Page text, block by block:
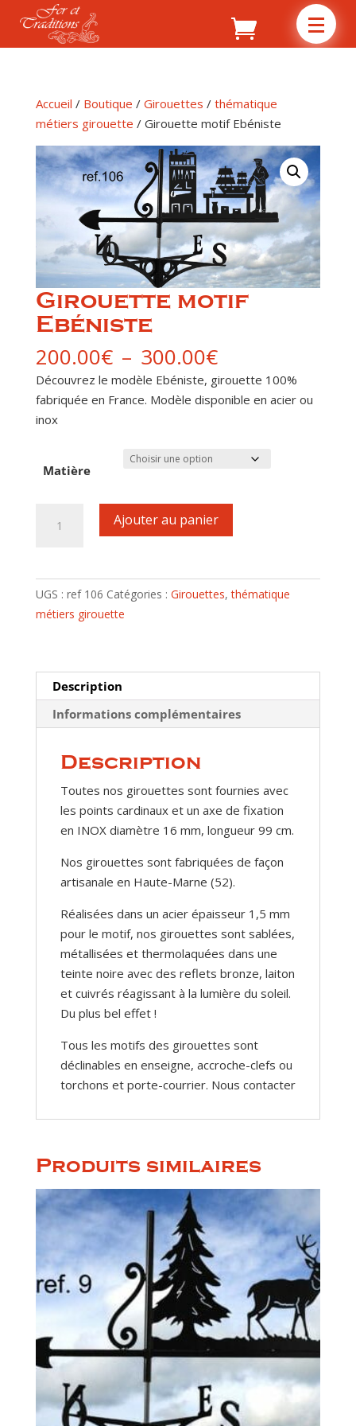
Accueil / Boutique / Girouettes / thématique
métiers girouette / Girouette motif Ebéniste
Girouette motif
Ebéniste
200.00€ – 300.00€Plage
de
prix :
300.00€
Découvrez le modèle Ebéniste, girouette 100%
fabriquée en France. Modèle disponible en acier ou
inox
Matière
Ebéniste
Ajouter au panier
UGS : ref 106 Catégories : Girouettes,thématique
métiers girouette
Description
Informations complémentaires
Description
Toutes nos girouettes sont fournies avec
les points cardinaux et un axe de fixation
en INOX diamètre 16 mm, longueur 99 cm.
Nos girouettes sont fabriquées de façon
artisanale en Haute-Marne (52).
Réalisées dans un acier épaisseur 1,5 mm
pour le motif, nos girouettes sont sablées,
métallisées et thermolaquées dans une
teinte noire avec des reflets bronze, laiton
et cuivrés réagissant à la lumière du soleil.
Du plus bel effet !
Tous les motifs des girouettes sont
déclinables en enseigne, accroche-clefs ou
torchons et porte-courrier. Nous contacter
Produits similaires